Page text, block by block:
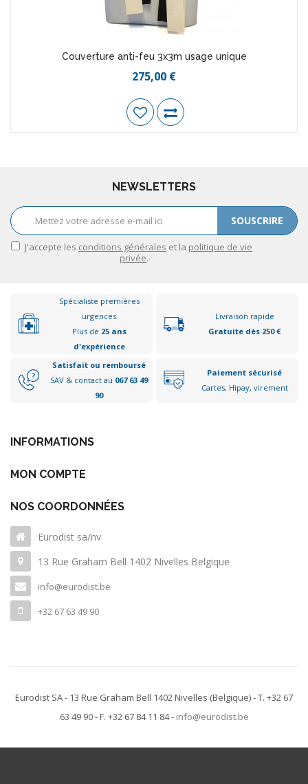
Couverture anti-feu 3x3m usage unique
275,00 €
NEWSLETTERS
SOUSCRIRE
J'accepte les conditions générales et la politique de vie
privée.
Spécialiste premières
urgences
Plus de 25 ans
d'expérience
Livraison rapide
Gratuite dès 250 €
Satisfait ou remboursé
SAV & contact au 067 63 49
90
Paiement sécurisé
Cartes, Hipay, virement
INFORMATIONS
MON COMPTE
NOS COORDONNÉES
Eurodist sa/nv
13 Rue Graham Bell 1402 Nivelles Belgique
info@eurodist.be
+32 67 63 49 90
Eurodist SA - 13 Rue Graham Bell 1402 Nivelles (Belgique)- T. +32 67
63 49 90 - F. +32 67 84 11 84 - info@eurodist.be